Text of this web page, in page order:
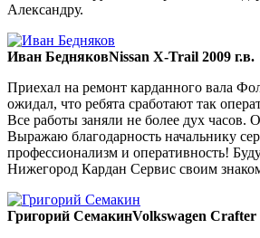
Александру.
Иван БедняковNissan X-Trail 2009 г.в.
Приехал на ремонт карданного вала
ожидал, что ребята сработают так
Все работы заняли не более дух часов.
Выражаю благодарность начальнику
профессионализм и оперативность!
Нижегород Кардан Сервис своим
Григорий СемакинVolkswagen Crafter